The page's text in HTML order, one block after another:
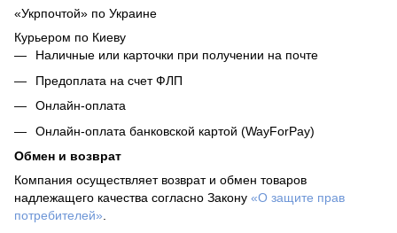
«Укрпочтой» по Украине
Курьером по Киеву
Наличные или карточки при получении на почте
Предоплата на счет ФЛП
Онлайн-оплата
Онлайн-оплата банковской картой (WayForPay)
Обмен и возврат
Компания осуществляет возврат и обмен товаров
надлежащего качества согласно Закону «О защите прав
потребителей»